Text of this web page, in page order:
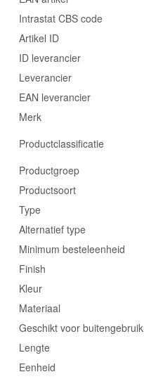
Intrastat CBS code
Artikel ID
ID leverancier
Leverancier
EAN leverancier
Merk
Productclassificatie
Productgroep
Productsoort
Type
Alternatief type
Minimum besteleenheid
Finish
Kleur
Materiaal
Geschikt voor buitengebruik
Lengte
Eenheid